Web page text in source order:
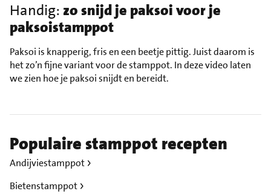
Handig: zo snijd je paksoi voor je
paksoistamppot
Paksoi is knapperig, fris en een beetje pittig. Juist daarom is
het zo’n fijne variant voor de stamppot. In deze video laten
we zien hoe je paksoi snijdt en bereidt.
Populaire stamppot recepten
Andijviestamppot
Bietenstamppot